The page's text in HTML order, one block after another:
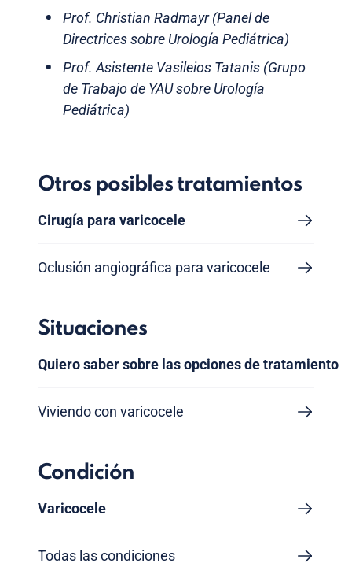
Prof. Christian Radmayr (Panel de
Directrices sobre Urología Pediátrica)
Prof. Asistente Vasileios Tatanis (Grupo
de Trabajo de YAU sobre Urología
Pediátrica)
Otros posibles tratamientos
Cirugía para varicocele
Oclusión angiográfica para varicocele
Situaciones
Quiero saber sobre las opciones de tratamiento
Viviendo con varicocele
Condición
Varicocele
Todas las condiciones